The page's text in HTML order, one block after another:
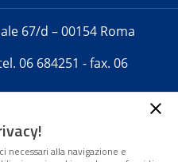
67/d – 00154 Roma
06 684251 - fax. 06
telematica iscritta
del Tribunale di Roma -
necessari alla navigazione e